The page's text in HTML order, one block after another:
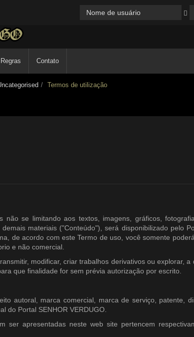
Regras Contato
Termos de utilização
não se limitando aos textos, imagens, gráficos,
materiais ("Conteúdo"), será disponibilizado pelo
de acordo com este Termo de uso, você somente
e não comercial.
modificar, criar trabalhos derivativos ou explorar,
que finalidade for sem prévia autorização por escrito.
autoral, marca comercial, marca de serviço, patente,
do Portal SENHOR VERDUGO.
ser apresentadas neste web site pertencem